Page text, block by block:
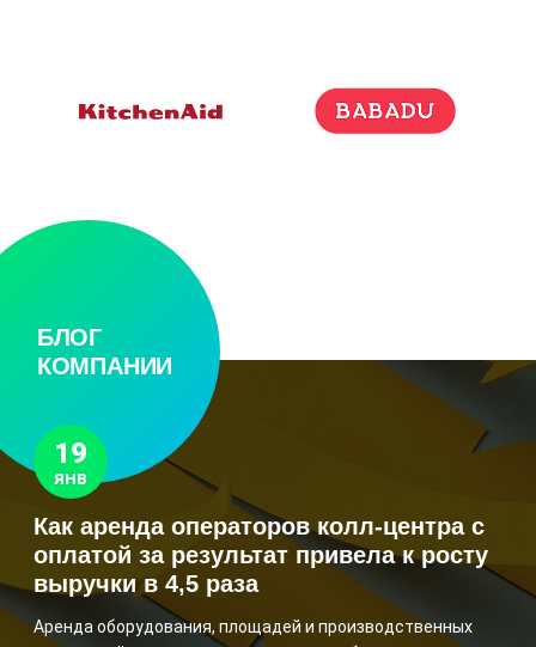
БЛОГ
КОМПАНИИ
19
ЯНВ
Как аренда операторов колл-центра с
оплатой за результат привела к росту
выручки в 4,5 раза
Аренда оборудования, площадей и производственных